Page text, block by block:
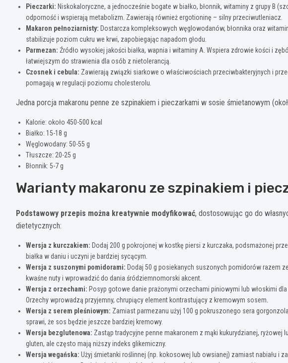
Pieczarki: Niskokaloryczne, a jednocześnie bogate w białko, błonnik, witaminy z grupy B
odporność i wspierają metabolizm. Zawierają również ergotioninę – silny przeciwutleniacz.
Makaron pełnoziarnisty: Dostarcza kompleksowych węglowodanów, błonnika oraz
stabilizuje poziom cukru we krwi, zapobiegając napadom głodu.
Parmezan: Źródło wysokiej jakości białka, wapnia i witaminy A. Wspiera zdrowie kości i
łatwiejszym do strawienia dla osób z nietolerancją.
Czosnek i cebula: Zawierają związki siarkowe o właściwościach przeciwbakteryjnych i
pomagają w regulacji poziomu cholesterolu.
Jedna porcja makaronu penne ze szpinakiem i pieczarkami w sosie śmietanowym
Kalorie: około 450-500 kcal
Białko: 15-18 g
Węglowodany: 50-55 g
Tłuszcze: 20-25 g
Błonnik: 5-7 g
Warianty makaronu ze szpinakiem i
Podstawowy przepis można kreatywnie modyfikować, dostosowując go do
dietetycznych:
Wersja z kurczakiem: Dodaj 200 g pokrojonej w kostkę piersi z kurczaka, podsmażonej
białka w daniu i uczyni je bardziej sycącym.
Wersja z suszonymi pomidorami: Dodaj 50 g posiekanych suszonych pomidorów razem
kwaśne nuty i wprowadzić do dania śródziemnomorski akcent.
Wersja z orzechami: Posyp gotowe danie prażonymi orzechami piniowymi lub włoskimi
Orzechy wprowadzą przyjemny, chrupiący element kontrastujący z kremowym sosem.
Wersja z serem pleśniowym: Zamiast parmezanu użyj 100 g pokruszonego sera
sprawi, że sos będzie jeszcze bardziej kremowy.
Wersja bezglutenowa: Zastąp tradycyjne penne makaronem z mąki kukurydzianej, ryżowej
gluten, ale często mają niższy indeks glikemiczny.
Wersja wegańska: Użyj śmietanki roślinnej (np. kokosowej lub owsianej) zamiast nabiału i